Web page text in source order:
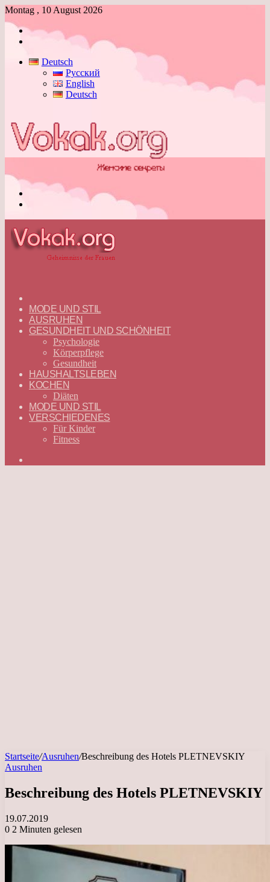
Montag , 10 August 2026
Anmelden
Deutsch
Русский
English
Deutsch
—
DEUTSCH
MODE UND STIL
AUSRUHEN
GESUNDHEIT UND SCHÖNHEIT
Psychologie
Körperpflege
Gesundheit
HAUSHALTSLEBEN
KOCHEN
Diäten
MODE UND STIL
VERSCHIEDENES
Für Kinder
Fitness
Startseite/Ausruhen/Beschreibung des Hotels PLETNEVSKIY
Ausruhen
Beschreibung des Hotels PLETNEVSKIY
19.07.2019
0 2 Minuten gelesen